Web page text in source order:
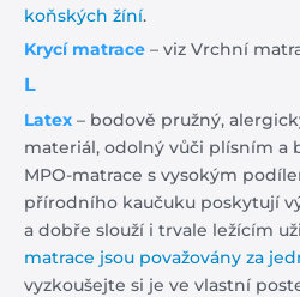
koňských žíní.
Krycí matrace – viz Vrchní
L
Latex – bodově pružný,
materiál, odolný vůči plísním a
MPO-matrace s vysokým
přírodního kaučuku poskytují
a dobře slouží i trvale ležícím
matrace jsou považovány za
vyzkoušejte si je ve vlastní